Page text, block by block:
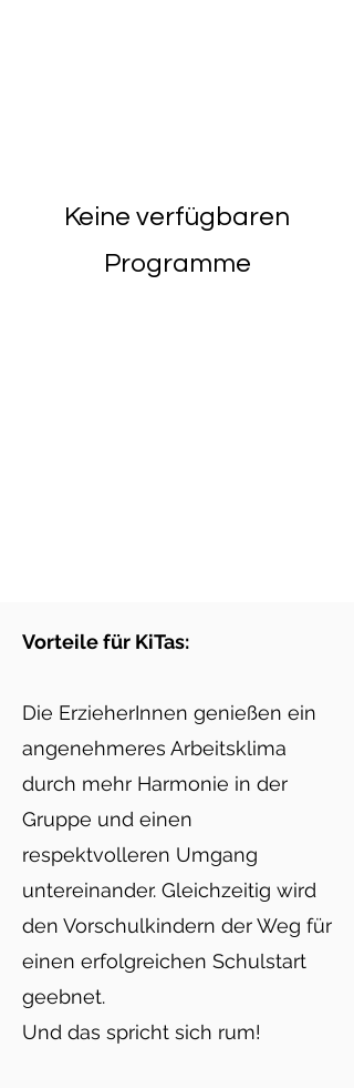
Keine verfügbaren
Programme
Vorteile für KiTas:
Die ErzieherInnen genießen ein
angenehmeres Arbeitsklima
durch mehr Harmonie in der
Gruppe und einen
respektvolleren Umgang
untereinander. Gleichzeitig wird
den Vorschulkindern der Weg für
einen erfolgreichen Schulstart
geebnet.
Und das spricht sich rum!